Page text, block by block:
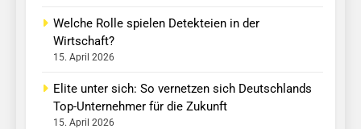
Welche Rolle spielen Detekteien in der
Wirtschaft?
15. April 2026
Elite unter sich: So vernetzen sich Deutschlands
Top-Unternehmer für die Zukunft
15. April 2026